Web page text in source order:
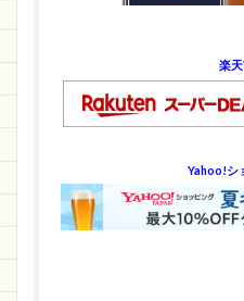
楽
Yahoo!シ